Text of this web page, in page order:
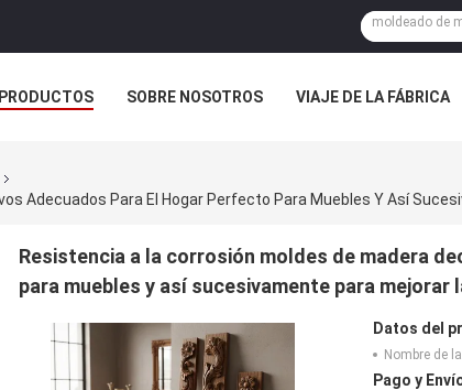
PRODUCTOS SOBRE NOSOTROS VIAJE DE LA FÁBRICA
Resistencia a la corrosión moldes de madera
para muebles y así sucesivamente para mejorar
Datos del
Nombre de
Pago y